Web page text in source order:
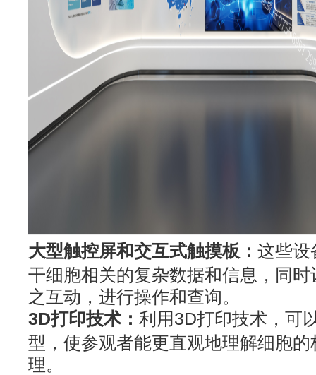
大型触控屏和交互式触摸板： 这些设
干细胞相关的复杂数据和信息，同
之互动，进行操作和查询。
3D打印技术： 利用3D打印技术，可
型，使参观者能更直观地理解细胞
理。